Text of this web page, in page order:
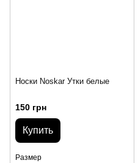
Носки Noskar Утки белые
150 грн
Купить
Размер